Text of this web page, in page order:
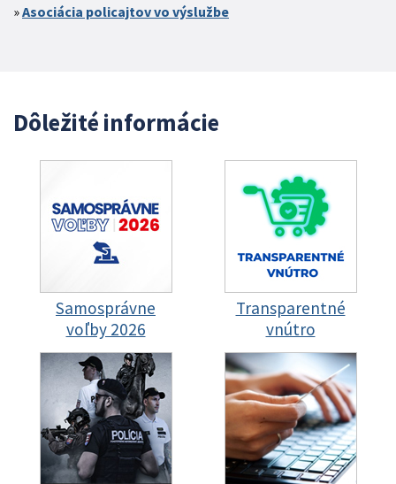
Asociácia policajtov vo výslužbe
Dôležité informácie
Samosprávne
voľby 2026
Transparentné
vnútro